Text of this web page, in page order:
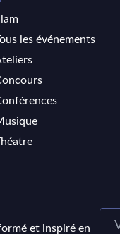
les événements
et inspiré en